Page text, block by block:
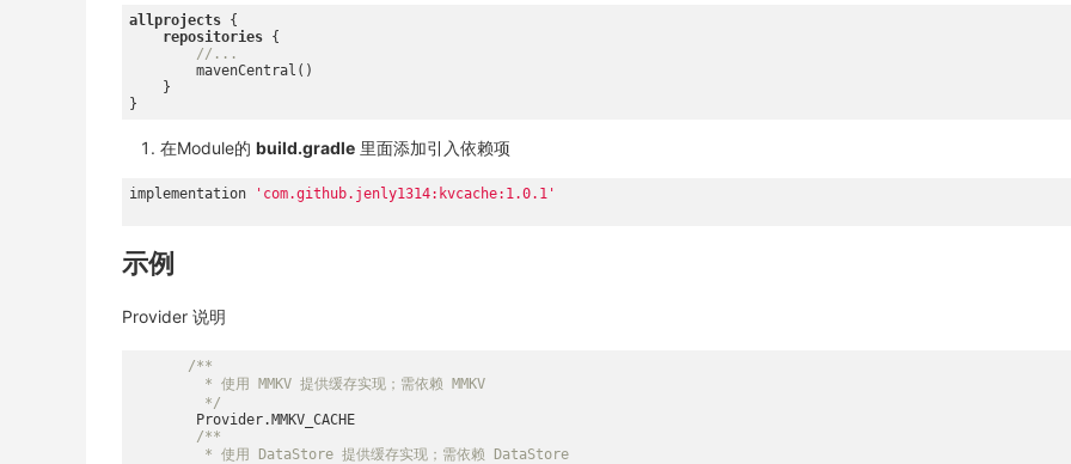
allprojects {
repositories {
//...
        mavenCentral()
    }
在Module的 build.gradle 里面添加引入依赖项
implementation 'com.github.jenly1314:kvcache:1.0.1'
示例
Provider 说明
/**
         * 使用 MMKV 提供缓存实现；需依赖 MMKV
         */
        Provider.MMKV_CACHE
/**
         * 使用 DataStore 提供缓存实现；需依赖 DataStore